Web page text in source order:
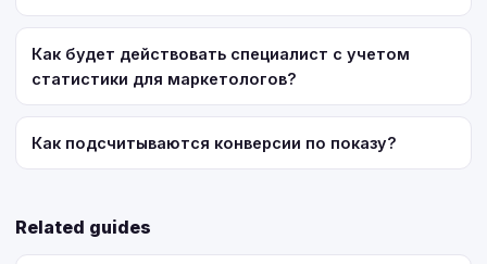
Как будет действовать специалист с учетом
статистики для маркетологов?
Как подсчитываются конверсии по показу?
Related guides